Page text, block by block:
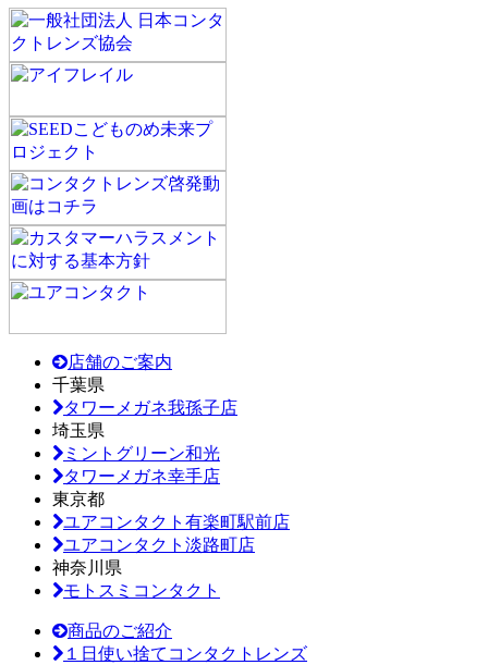
店舗のご案内
千葉県
タワーメガネ我孫子店
埼玉県
ミントグリーン和光
タワーメガネ幸手店
東京都
ユアコンタクト有楽町駅前店
ユアコンタクト淡路町店
神奈川県
モトスミコンタクト
商品のご紹介
１日使い捨てコンタクトレンズ